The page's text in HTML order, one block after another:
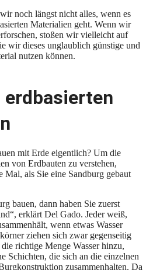
noch längst nicht alles, wenn es
Materialien geht. Wenn wir
stoßen wir vielleicht auf
wir dieses unglaublich günstige und
nutzen können.
erdbasierten
mit Erde eigentlich? Um die
von Erdbauten zu verstehen,
Mal, als Sie eine Sandburg gebaut
bauen, dann haben Sie zuerst
erklärt Del Gado. Jeder weiß,
wenn etwas Wasser
ziehen sich zwar gegenseitig
richtige Menge Wasser hinzu,
Schichten, die sich an die einzelnen
zusammenhalten. Da